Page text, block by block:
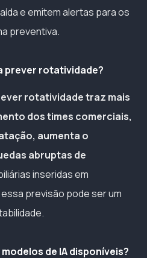
e emitem alertas para os
preventiva.
prever rotatividade?
rotatividade traz mais
dos times comerciais,
aumenta o
abruptas de
inseridas em
previsão pode ser um
de IA disponíveis?